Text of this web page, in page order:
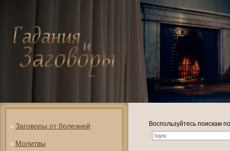
» Заговоры от болезней
» Молитвы
Воспользуйтесь поискам